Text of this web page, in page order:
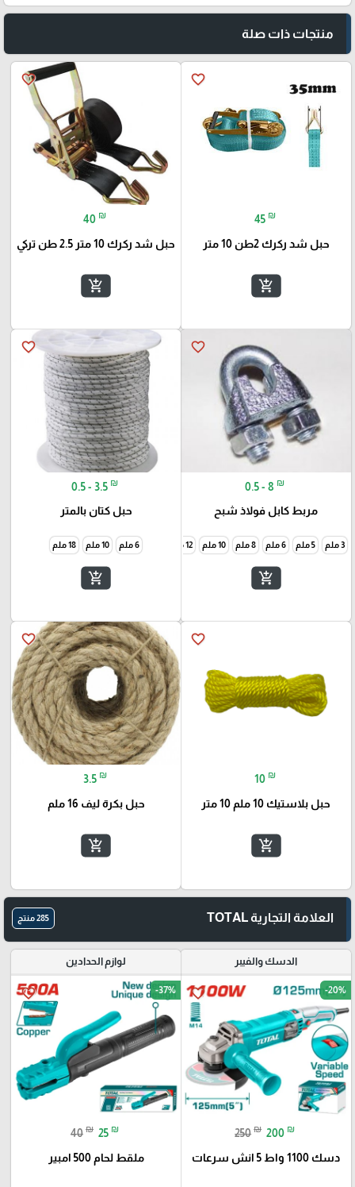
منتجات ذات صلة
favorite_border
45 ₪
حبل شد ركرك 2طن 10 متر
add_shopping_cart
favorite_border
40 ₪
حبل شد ركرك 10 متر 2.5 طن تركي
add_shopping_cart
favorite_border
0.5 - 8 ₪
مربط كابل فولاذ شبح
3 ملم 5 ملم 6 ملم 8 ملم 10 ملم 12 ملم 20 ملم 22 ملم
add_shopping_cart
favorite_border
0.5 - 3.5 ₪
حبل كتان بالمتر
6 ملم 10 ملم 18 ملم
add_shopping_cart
favorite_border
10 ₪
حبل بلاستيك 10 ملم 10 متر
add_shopping_cart
favorite_border
3.5 ₪
حبل بكرة ليف 16 ملم
add_shopping_cart
العلامة التجارية TOTAL 285 منتج
الدسك والفيبر
favorite_border -20%
250 ₪ 200 ₪
دسك 1100 واط 5 انش سرعات
لوازم الحدادين
favorite_border -37%
40 ₪ 25 ₪
ملقط لحام 500 امبير